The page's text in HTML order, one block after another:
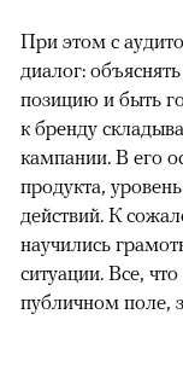
При этом с
диалог:
позицию и быть
к бренду
кампании. В его
продукта,
действий. К
научились
ситуации. Все,
публичном поле,